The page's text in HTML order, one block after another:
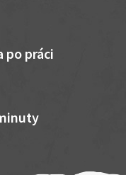
po práci